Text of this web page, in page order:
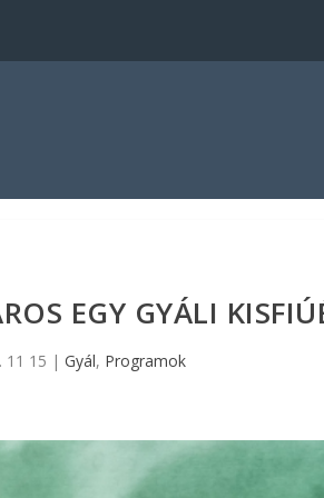
EGY GYÁLI
11 15 | Gyál, Programok